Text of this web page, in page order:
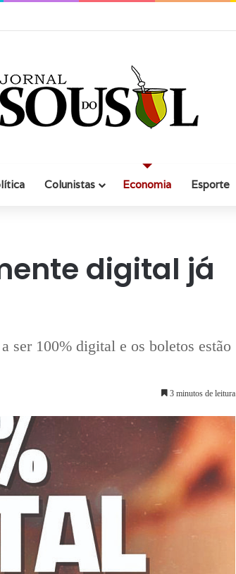
segundo levantamento da CDL
Colunistas Economia Esporte
digital já
ser 100% digital e os boletos estão
3 minutos de leitura